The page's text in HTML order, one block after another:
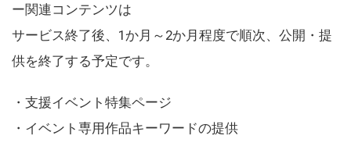
ー関連コンテンツは
サービス終了後、1か月～2か月程度で順次、公開・提
供を終了する予定です。
・支援イベント特集ページ
・イベント専用作品キーワードの提供